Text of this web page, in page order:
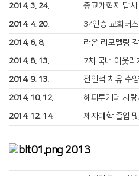
2014. 3. 24.
종교개혁지 답사
2014. 4. 20.
34인승 교회버
2014. 6. 8.
라온 리모델링
2014. 8. 13.
7차 국내 아웃리
2014. 9. 13.
전인적 치유 수
2014. 10. 12.
해피투게더 사랑
2014. 12. 14.
제자대학 졸업
2013